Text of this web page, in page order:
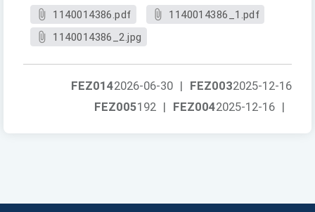
1140014386.pdf
1140014386_1.pdf
1140014386_2.jpg
FEZ0032025-12-16
FEZ0142026-06-30 |
FEZ0042025-12-16 |
FEZ005192 |